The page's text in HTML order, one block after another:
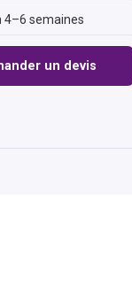
4–6 semaines
un devis